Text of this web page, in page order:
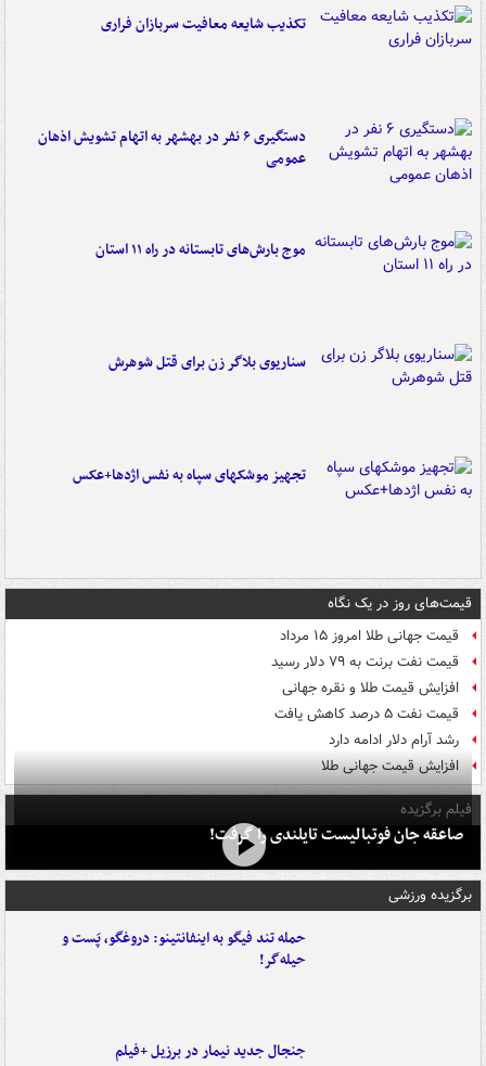
تکذیب شایعه معافیت سربازان فراری
دستگیری ۶ نفر در بهشهر به اتهام تشویش اذهان
عمومی
موج بارش‌های تابستانه در راه ۱۱ استان
سناریوی بلاگر زن برای قتل شوهرش
تجهیز موشکهای سپاه به نفس اژدها+عکس
قیمت‌های روز در یک نگاه
قیمت جهانی طلا امروز ۱۵ مرداد
قیمت نفت برنت به ۷۹ دلار رسید
افزایش قیمت طلا و نقره جهانی
قیمت نفت ۵ درصد کاهش یافت
رشد آرام دلار ادامه دارد
افزایش قیمت جهانی طلا
فیلم برگزیده
صاعقه جان فوتبالیست تایلندی را گرفت!
برگزیده ورزشی
حمله تند فیگو به اینفانتینو: دروغگو، پَست‌ و
حیله‌گر!
جنجال جدید نیمار در برزیل +فیلم